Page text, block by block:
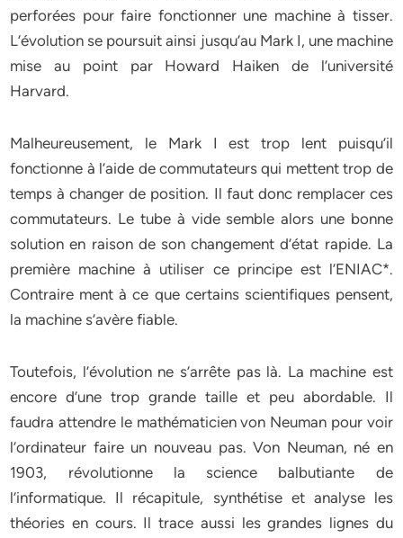
perforées pour faire fonctionner une machine à tisser.
L’évolution se poursuit ainsi jusqu’au Mark I, une machine
mise au point par Howard Haiken de l’université
Harvard.
Malheureusement, le Mark I est trop lent puisqu’il
fonctionne à l’aide de commu­tateurs qui mettent trop de
temps à changer de position. Il faut donc remplacer ces
commutateurs. Le tube à vide semble alors une bonne
solution en raison de son chan­gement d’état rapide. La
première machine à utiliser ce principe est l’ENIAC*.
Contraire­ ment à ce que certains scientifiques pensent,
la machine s’avère fiable.
Toutefois, l’évolution ne s’arrête pas là. La machine est
encore d’une trop grande taille et peu abordable. Il
faudra attendre le mathématicien von Neuman pour voir
l’ordi­nateur faire un nouveau pas. Von Neuman, né en
1903, révolutionne la science balbu­tiante de
l’informatique. Il récapitule, synthétise et analyse les
théories en cours. Il trace aussi les grandes lignes du